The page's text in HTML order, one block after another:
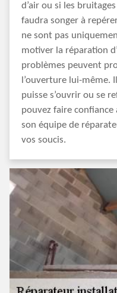
d’air ou si les
faudra songer à
ne sont pas
motiver la réparation
problèmes peuvent
l’ouverture lui-même.
puisse s’ouvrir ou se
pouvez faire
son équipe de
vos soucis.